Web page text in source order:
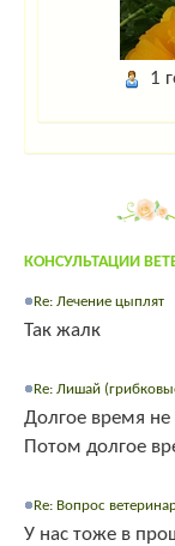
1
КОНСУЛЬТАЦИИ
Re: Лечение цыплят
Так жалк
Re: Лишай
Долгое время не
Потом долгое
Re: Вопрос
У нас тоже в